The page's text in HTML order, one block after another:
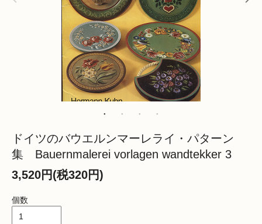
ドイツのバウエルンマーレライ・パターン
集 Bauernmalerei vorlagen wandtekker 3
3,520円(税320円)
個数